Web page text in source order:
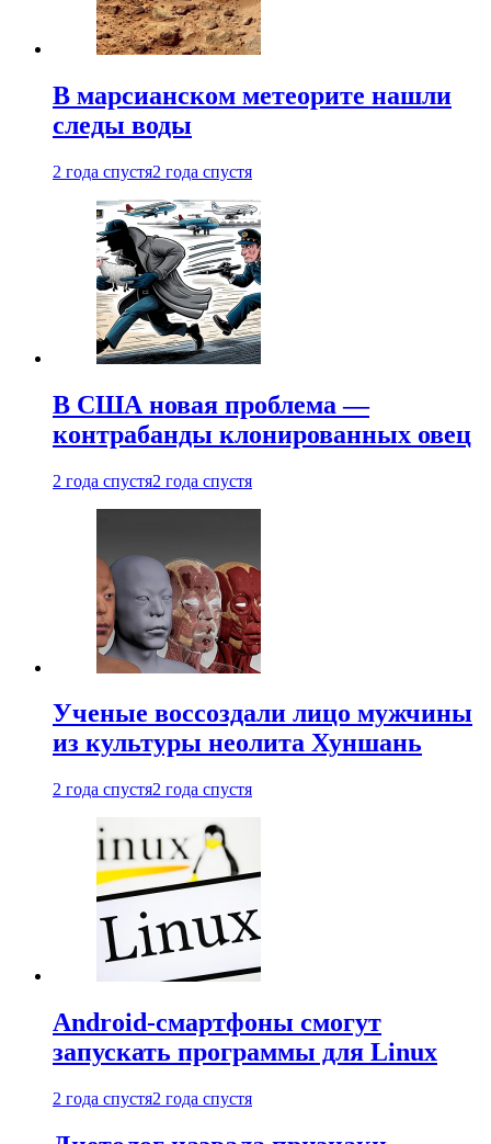
В марсианском метеорите нашли
следы воды
2 года спустя2 года спустя
В США новая проблема —
контрабанды клонированных овец
2 года спустя2 года спустя
Ученые воссоздали лицо мужчины
из культуры неолита Хуншань
2 года спустя2 года спустя
Android-смартфоны смогут
запускать программы для Linux
2 года спустя2 года спустя